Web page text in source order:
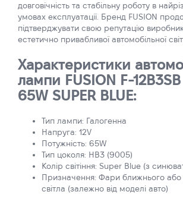
довговічність та стабільну роботу в
умовах експлуатації. Бренд FUSION
підтверджувати свою репутацію
естетично привабливої автомобільної
Характеристики
лампи FUSION F-12B3SB
65W SUPER BLUE:
Тип лампи: Галогенна
Напруга: 12V
Потужність: 65W
Тип цоколя: HB3 (9005)
Колір світіння: Super Blue (з
Призначення: Фари ближнього або
світла (залежно від моделі авто)